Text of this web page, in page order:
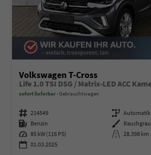
Volkswagen T-Cross
sofort lieferbar Gebrauchtwagen
Fahrzeugnummer 214549 Getriebe Automatik
Kraftstoff Benzin Außenfarbe Rauchgrau
Leistung 85 kW (116 PS) Kilometerstand 28.398 km
01.03.2025